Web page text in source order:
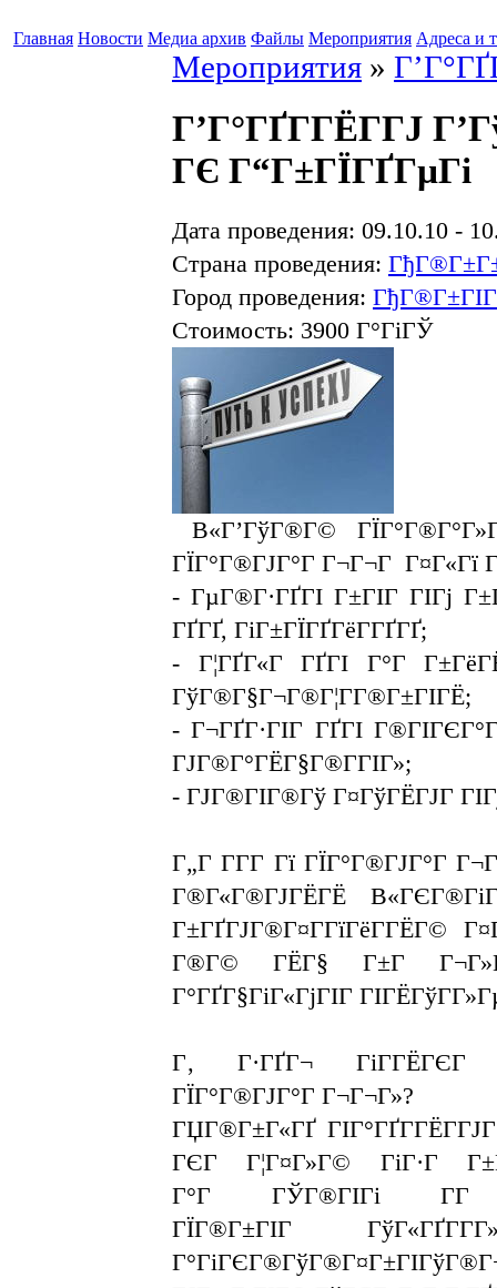
Главная Новости Медиа архив Файлы Мероприятия Адреса и
Мероприятия »
Г’Г°ГҐГ­ГЁГ­ГЈ
ГЄ Г“Г±ГЇГҐГµГі
Дата проведения: 09.10.10 -
Страна проведения:
Город проведения:
Стоимость: 3900 Г°ГіГЎ
В«Г’ГўГ®Г©
ГЇГ°Г®ГЈГ°Г Г¬Г¬Г Г¤Г«Гї
- ГµГ®Г·ГҐГІ Г±ГІГ ГІГј
ГҐГҐ, ГіГ±ГЇГҐГёГ­ГҐГҐ;
- Г¦ГҐГ«Г ГҐГІ Г°Г
ГўГ®Г§Г¬Г®Г¦Г­Г®Г±ГІГЁ;
- Г¬ГҐГ·ГІГ ГҐГІ
ГЈГ®Г°ГЁГ§Г®Г­ГІГ»;
- ГЈГ®ГІГ®Гў Г¤ГўГЁГЈГ
Г„Г Г­Г­Г Гї ГЇГ°Г®ГЈГ°Г
Г®Г«Г®ГЈГЁГЁ
Г±ГҐГЈГ®Г¤Г­ГїГёГ­ГЁГ©
Г®Г© ГЁГ§ Г±Г
Г°ГҐГ§ГіГ«ГјГІГ
Г‚ Г·ГҐГ¬ ГіГ­ГЁГЄГ
ГЇГ°Г®ГЈГ°Г Г¬Г¬Г»?
ГЏГ®Г±Г«ГҐ
ГЄГ Г¦Г¤Г»Г© ГіГ·Г
Г°Г ГЎГ®ГІГі Г­Г
ГЇГ®Г±ГІГ